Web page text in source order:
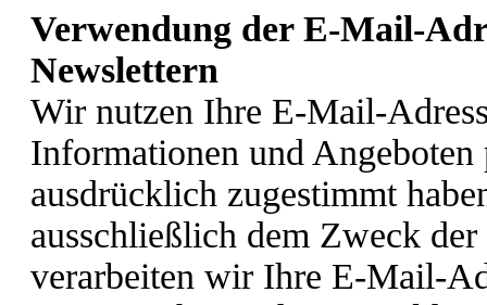
Verwendung der E-Mail-
Newslettern
Wir nutzen Ihre E-Mail-
Informationen und
ausdrücklich zugestimmt
ausschließlich dem Zweck
verarbeiten wir Ihre E-Mail-